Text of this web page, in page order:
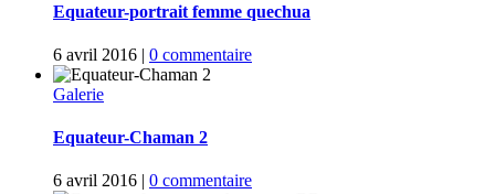
Equateur-portrait femme quechua
6 avril 2016 | 0 commentaire
Galerie
Equateur-Chaman 2
6 avril 2016 | 0 commentaire